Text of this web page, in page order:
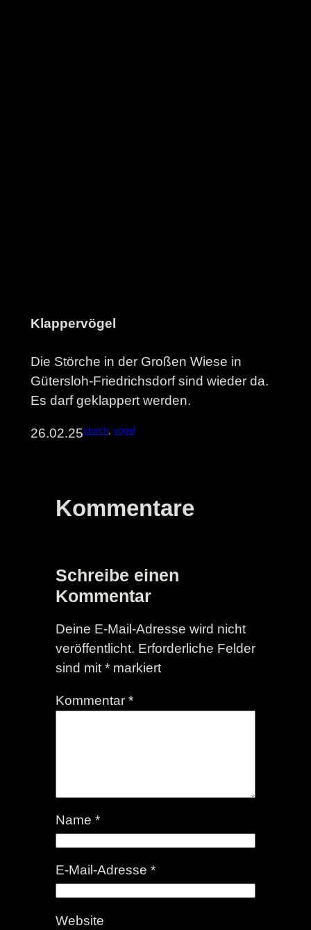
Klappervögel
Die Störche in der Großen Wiese in
Gütersloh-Friedrichsdorf sind wieder da.
Es darf geklappert werden.
26.02.25storch, vogel
Kommentare
Schreibe einen
Kommentar
Deine E-Mail-Adresse wird nicht
veröffentlicht. Erforderliche Felder
sind mit *markiert
Kommentar *
Name *
E-Mail-Adresse *
Website